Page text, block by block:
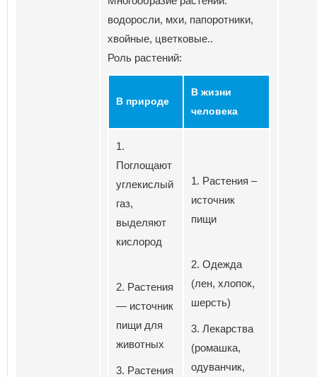
водоросли, мхи, папоротники,
хвойные, цветковые..
Роль растений:
В природе
В жизни
человека
1.
Поглощают
углекислый
газ,
выделяют
кислород
2. Растения
— источник
пищи для
животных
3. Растения
1. Растения –
источник
пищи
2. Одежда
(лен, хлопок,
шерсть)
3. Лекарства
(ромашка,
одуванчик,